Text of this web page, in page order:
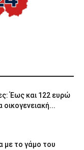
Έως και 122 ευρώ
οικογενειακή...
με το γάμο του